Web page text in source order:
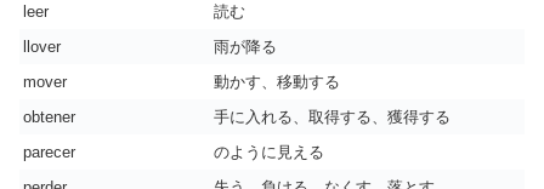
leer
読む
llover
雨が降る
mover
動かす、移動する
obtener
手に入れる、取得する、獲得する
parecer
のように見える